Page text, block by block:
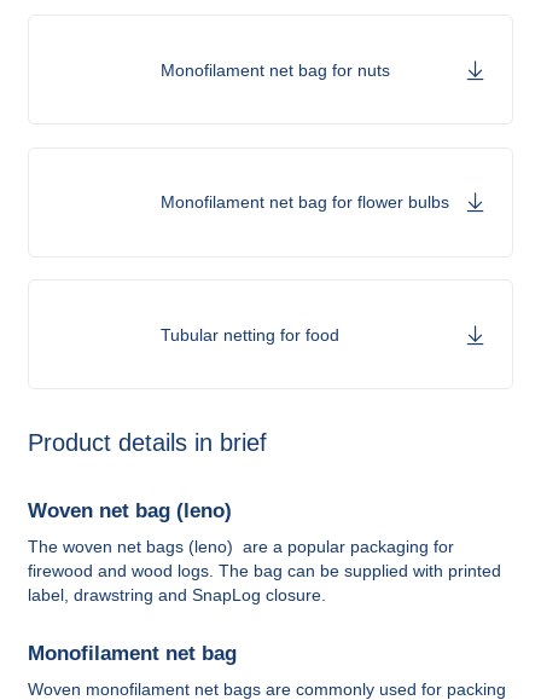
Monofilament net bag for nuts
Monofilament net bag for flower bulbs
Tubular netting for food
Product details in brief
Woven net bag (leno)
The woven net bags (leno) are a popular packaging for
firewood and wood logs. The bag can be supplied with printed
label, drawstring and SnapLog closure.
Monofilament net bag
Woven monofilament net bags are commonly used for packing